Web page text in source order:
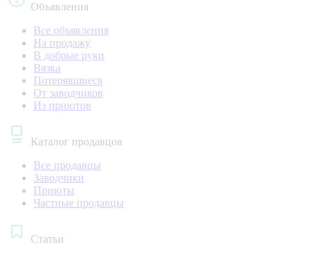
Объявления
Все объявления
На продажу
В добрые руки
Вязка
Потерявшиеся
От заводчиков
Из приютов
Каталог продавцов
Все продавцы
Заводчики
Приюты
Частные продавцы
Статьи